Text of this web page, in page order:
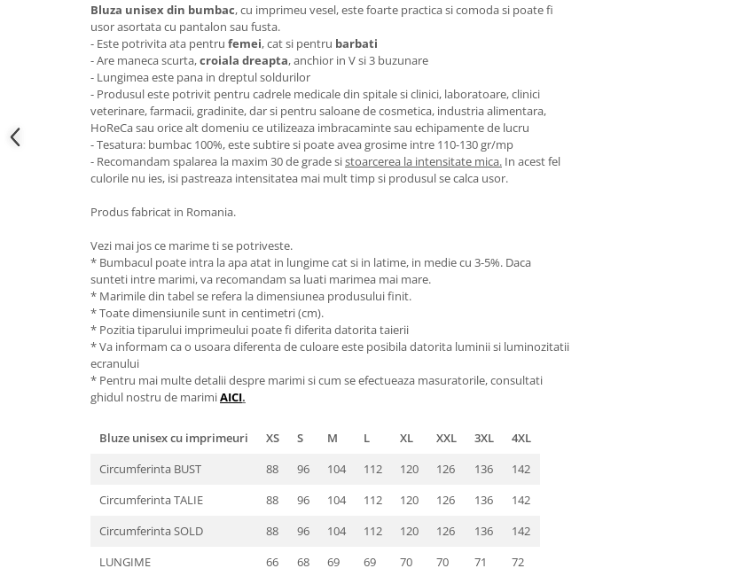
Bluza unisex din bumbac, cu imprimeu vesel, este foarte practica si comoda si poate fi
usor asortata cu pantalon sau fusta.
- Este potrivita ata pentru femei, cat si pentru barbati
- Are maneca scurta,croiala dreapta, anchior in V si 3 buzunare
- Lungimea este pana in dreptul soldurilor
- Produsul este potrivit pentru cadrele medicale din spitale si clinici, laboratoare, clinici
veterinare, farmacii, gradinite, dar si pentru saloane de cosmetica, industria alimentara,
HoReCa sau orice alt domeniu ce utilizeaza imbracaminte sau echipamente de lucru
- Tesatura: bumbac 100%, este subtire si poate avea grosime intre 110-130 gr/mp
- Recomandam spalarea la maxim 30 de grade sistoarcerea la intensitate mica. In acest fel
culorile nu ies, isi pastreaza intensitatea mai mult timp si produsul se calca usor.
Produs fabricat in Romania.
Vezi mai jos ce marime ti se potriveste.
* Bumbacul poate intra la apa atat in lungime cat si in latime, in medie cu 3-5%. Daca
sunteti intre marimi, va recomandam sa luati marimea mai mare.
* Marimile din tabel se refera la dimensiunea produsului finit.
* Toate dimensiunile sunt in centimetri (cm).
* Pozitia tiparului imprimeului poate fi diferita datorita taierii
* Va informam ca o usoara diferenta de culoare este posibila datorita luminii si luminozitatii
ecranului
* Pentru mai multe detalii despre marimi si cum se efectueaza masuratorile, consultati
ghidul nostru de marimiAICI.
Bluze unisex cu imprimeuri XS S M L XL XXL 3XL
4XL
Circumferinta BUST
88 96 104 112 120 126 136
142
Circumferinta TALIE
88 96 104 112 120 126 136
142
Circumferinta SOLD
88 96 104 112 120 126 136
142
LUNGIME
66 68 69 69 70 70 71 72